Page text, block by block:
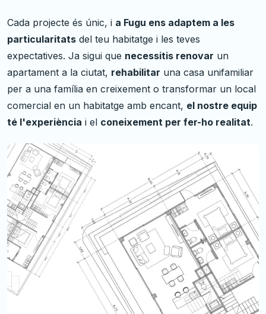
Cada projecte és únic, i a Fugu ens adaptem a les
particularitats del teu habitatge i les teves
expectatives. Ja sigui que necessitis renovar un
apartament a la ciutat, rehabilitar una casa unifamiliar
per a una família en creixement o transformar un local
comercial en un habitatge amb encant, el nostre equip
té l'experiència i el coneixement per fer-ho realitat.